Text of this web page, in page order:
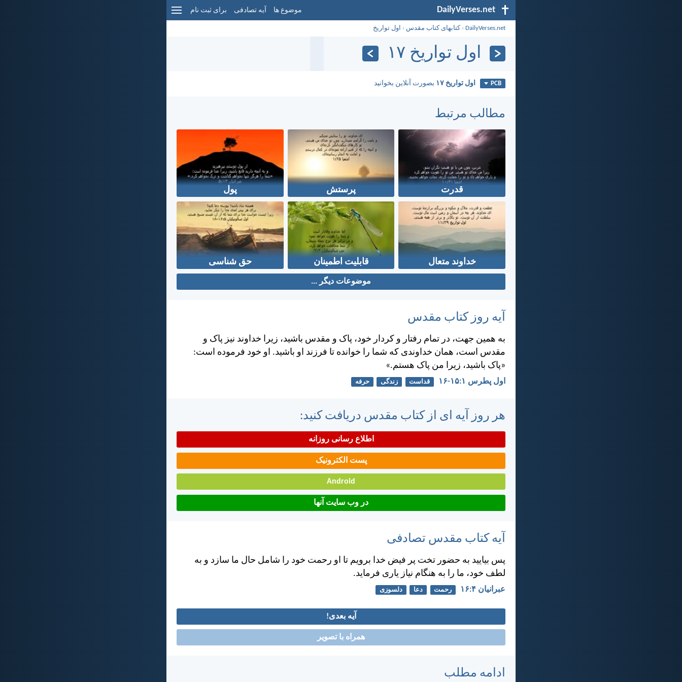
DailyVerses.net موضوع ها آیه تصادفی برای ثبت نام
DailyVerses.net
›کتابهای کتاب مقدس › اول تواريخ
اول تواريخ ۱۷
PCB اول تواريخ ۱۷ بصورت آنلاین بخوانید
مطالب مرتبط
قدرت پرستش پول
خداوند متعال قابلیت اطمینان حق شناسی
موضوعات دیگر ...
آیه روز کتاب مقدس
به همين جهت، در تمام رفتار و كردار خود، پاک و مقدس باشيد، زيرا خداوند نيز پاک و
مقدس است، همان خداوندی كه شما را خوانده تا فرزند او باشيد. او خود فرموده است:
«پاک باشيد، زيرا من پاک هستم.»
اول پطرس ۱:‏۱۵-‏۱۶ قداست زندگی حرفه
هر روز آیه ای از کتاب مقدس دریافت کنید:
اطلاع رسانی روزانه
پست الکترونیک
Android
در وب سایت آنها
آیه کتاب مقدس تصادفی
پس بياييد به حضور تخت پر فيض خدا برويم تا او رحمت خود را شامل حال ما سازد و به
لطف خود، ما را به هنگام نياز ياری فرمايد.
عبرانيان ۴:‏۱۶ رحمت دعا دلسوزی
آیه بعدی!
همراه با تصویر
ادامه مطلب